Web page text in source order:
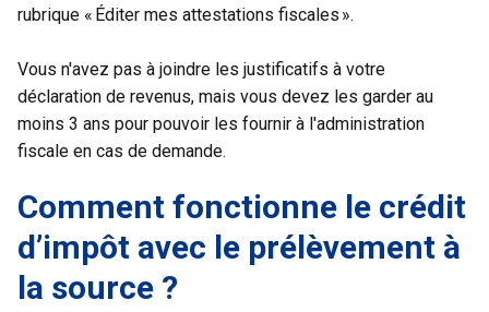
rubrique « Éditer mes attestations fiscales ».
Vous n'avez pas à joindre les justificatifs à votre
déclaration de revenus, mais vous devez les garder au
moins 3 ans pour pouvoir les fournir à l'administration
fiscale en cas de demande.
Comment fonctionne le crédit
d’impôt avec le prélèvement à
la source ?